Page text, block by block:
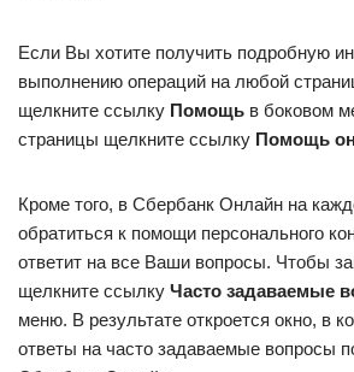
Если Вы хотите получить подробную
выполнению операций на любой
щелкните ссылку Помощь в боковом
страницы щелкните ссылку Помощь
Кроме того, в Сбербанк Онлайн на
обратиться к помощи персонального
ответит на все Ваши вопросы. Чтобы
щелкните ссылку Часто задаваемые
меню. В результате откроется окно, в
ответы на часто задаваемые вопросы